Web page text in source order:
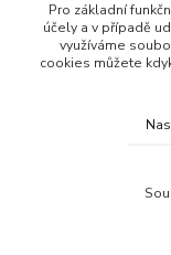
MAJU Eshop s.r.o.
Pro základní
účely a v případě
využíváme
cookies můžete